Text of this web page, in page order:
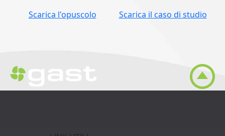
Scarica l'opuscolo Scarica il caso di studio